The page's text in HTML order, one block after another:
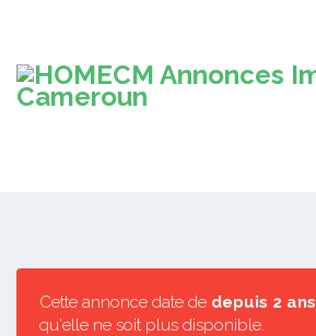
Cette annonce date de depuis 2 ans
qu'elle ne soit plus disponible.